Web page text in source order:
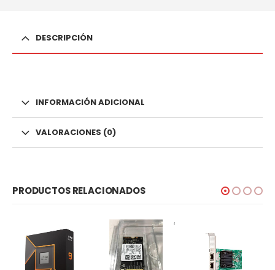
DESCRIPCIÓN
INFORMACIÓN ADICIONAL
VALORACIONES (0)
PRODUCTOS RELACIONADOS